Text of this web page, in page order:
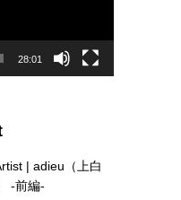
28:01
| adieu（上白
-前編-